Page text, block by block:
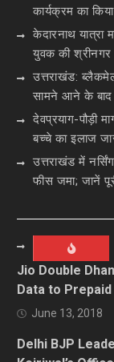
कार्यक्रम का
केदारनाथ यात्रा
युवक की
उत्तराखंड:
सामने आने के बाद
देवप्रयाग-पौड़ी
बच्चे का इलाज
उत्तराखंड में
फीस जमा; जानें
Jio Double
Data to
June 13, 2018
Delhi BJP